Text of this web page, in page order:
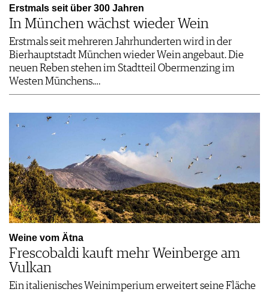
Erstmals seit über 300 Jahren
In München wächst wieder Wein
Erstmals seit mehreren Jahrhunderten wird in der
Bierhauptstadt München wieder Wein angebaut. Die
neuen Reben stehen im Stadtteil Obermenzing im
Westen Münchens.…
Weine vom Ätna
Frescobaldi kauft mehr Weinberge am
Vulkan
Ein italienisches Weinimperium erweitert seine Fläche